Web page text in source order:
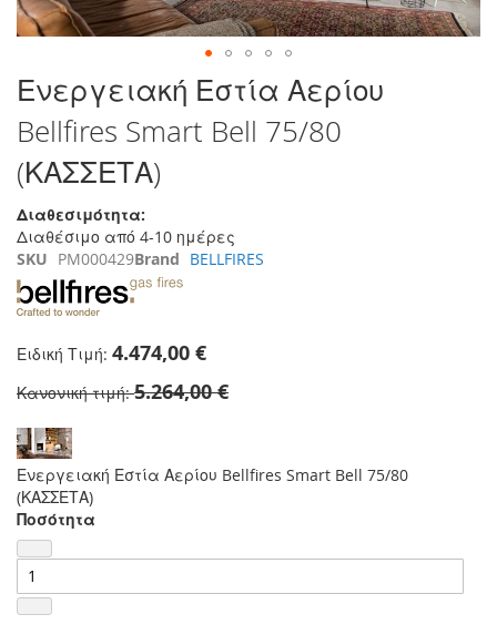
Μετάβαση
στην
αρχή
της
συλλογής
εικόνων
Ενεργειακή Εστία Αερίου
Bellfires Smart Bell 75/80
(ΚΑΣΣΕΤΑ)
Διαθεσιμότητα:
Διαθέσιμο από 4-10 ημέρες
SKU PM000429Brand BELLFIRES
Ειδική Τιμή 4.474,00 €
Κανονική τιμή 5.264,00 €
Ενεργειακή Εστία Αερίου Bellfires Smart Bell 75/80
(ΚΑΣΣΕΤΑ)
Ποσότητα